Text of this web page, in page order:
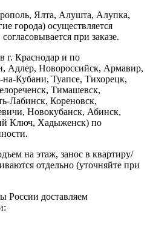
Ялта, Алушта, Алупка,
города) осуществляется
при заказе.
г. Краснодар и по
Адлер, Новороссийск, Армавир,
Кубани, Туапсе, Тихорецк,
Тимашевск,
Лабинск, Кореновск,
Новокубанск, Абинск,
Ключ, Хадыженск) по
на этаж, занос в квартиру/
отдельно (уточняйте при
России доставляем